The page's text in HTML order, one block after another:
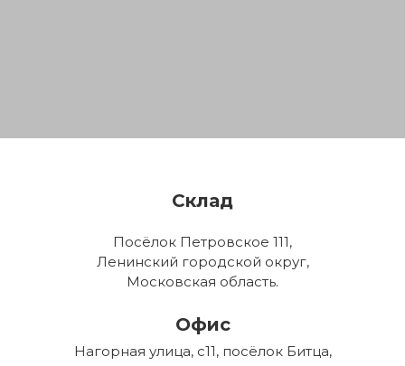
Склад
Посёлок Петровское 111,
Ленинский городской округ,
Московская область.
Офис
Нагорная улица, с11, посёлок Битца,